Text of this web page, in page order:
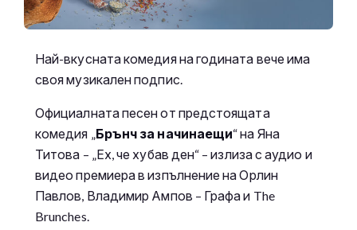
Най-вкусната комедия на годината вече има
своя музикален подпис.
Официалната песен от предстоящата
комедия „Брънч за начинаещи“ на Яна
Титова – „Ех, че хубав ден“ – излиза с аудио и
видео премиера в изпълнение на Орлин
Павлов, Владимир Ампов – Графа и The
Brunches.